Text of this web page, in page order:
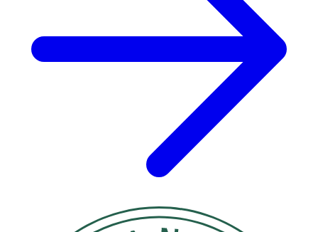
- Låt produkten absorberas helt innan kontakt med
- För lite produkt reducerar skyddsnivån.
- Överexponering av solen utgör en hälsorisk.
- Skydda småbarn mot direkt solljus.